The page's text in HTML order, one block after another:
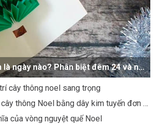
Đêm Giáng Sinh là ngày nào? Phân biệt đêm 24 và ngày 25/12
cây thông noel sang trọng
Top 7+ cách làm cây thông Noel bằng dây kim tuyến đơn giản, dễ thương
của vòng nguyệt quế Noel